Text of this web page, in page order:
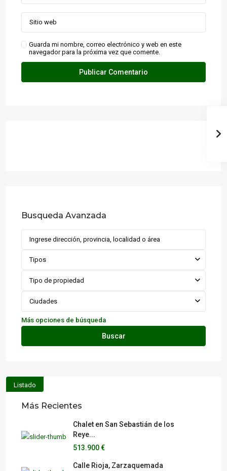
Guarda mi nombre, correo electrónico y web en este
navegador para la próxima vez que comente.
Busqueda Avanzada
Tipos
Tipo de propiedad
Ciudades
Más opciones de búsqueda
Buscar
Listado
Más Recientes
Chalet en San Sebastián de los
Reye...
513.900 €
Calle Rioja, Zarzaquemada